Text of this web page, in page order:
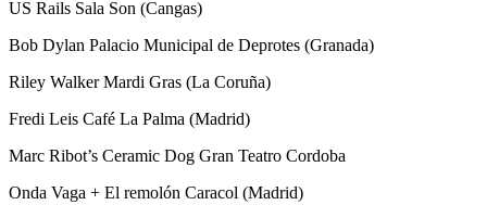
US Rails Sala Son (Cangas)
Bob Dylan Palacio Municipal de Deprotes (Granada)
Riley Walker Mardi Gras (La Coruña)
Fredi Leis Café La Palma (Madrid)
Marc Ribot’s Ceramic Dog Gran Teatro Cordoba
Onda Vaga + El remolón Caracol (Madrid)